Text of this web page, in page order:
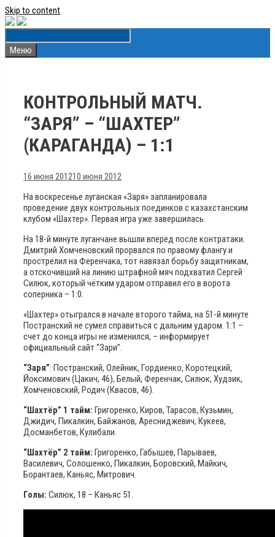
Skip to content
Меню
КОНТРОЛЬНЫЙ МАТЧ.
“ЗАРЯ” – “ШАХТЕР”
(КАРАГАНДА) – 1:1
16 июня 201210 июня 2012
На воскресенье луганская «Заря» запланировала
проведение двух контрольных поединков с казахстанским
клубом «Шахтер». Первая игра уже завершилась.
На 18-й минуте луганчане вышли вперед после контратаки.
Дмитрий Хомченовский прорвался по правому флангу и
прострелил на Ференчака, тот навязал борьбу защитникам,
а отскочивший на линию штрафной мяч подхватил Сергей
Силюк, который чётким ударом отправил его в ворота
соперника – 1:0.
«Шахтер» отыгрался в начале второго тайма, на 51-й минуте
Постранский не сумел справиться с дальним ударом. 1:1 –
счет до конца игры не изменился, – информирует
официальный сайт “Зари”.
“Заря”: Постранский, Олейник, Гордиенко, Коротецкий,
Йоксимович (Цакич, 46), Белый, Ференчак, Силюк, Худзик,
Хомченовский, Родич (Квасов, 46).
“Шахтёр” 1 тайм: Григоренко, Киров, Тарасов, Кузьмин,
Джидич, Пикалкин, Байжанов, Аресниджевич, Кукеев,
Досманбетов, Кулибали.
“Шахтёр” 2 тайм: Григоренко, Габышев, Парываев,
Василевич, Солошенко, Пикалкин, Боровский, Майкич,
Борантаев, Каньяс, Митрович.
Голы: Силюк, 18 – Каньяс 51.